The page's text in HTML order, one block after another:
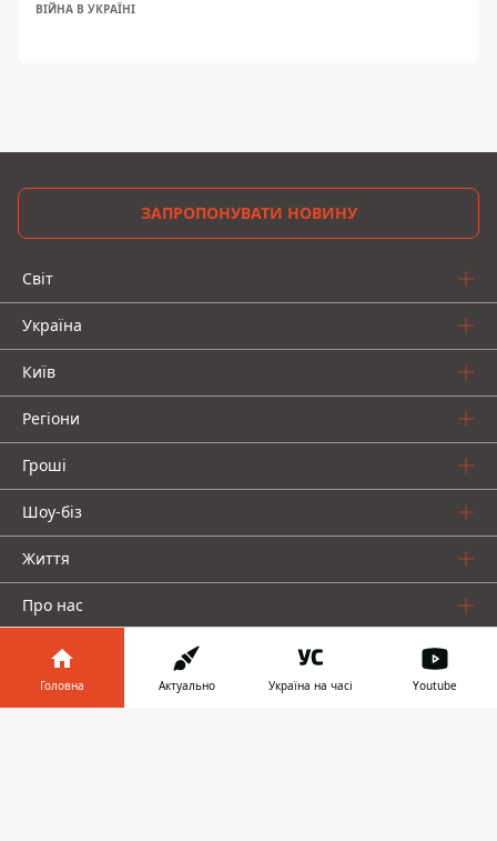
ВІЙНА В УКРАЇНІ
ЗАПРОПОНУВАТИ НОВИНУ
Світ
Україна
Київ
Регіони
Гроші
Шоу-біз
Життя
Про нас
Головна Актуально Україна на часі Youtube